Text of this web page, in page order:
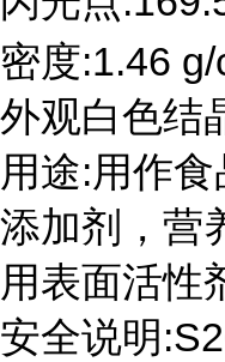
密度:1.46 g/
外观白色结
用途:用作
添加剂，营
用表面活性
安全说明